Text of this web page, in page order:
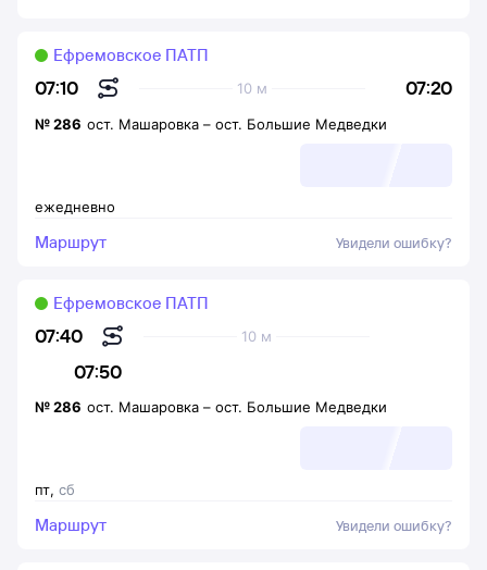
07:10 07:20
10 м
Ефремовское ПАТП
ежедневно
№286 ост. Машаровка – ост. Большие Медведки
Маршрут Увидели ошибку?
07:40
07:50
10 м
Ефремовское ПАТП
пт, сб
№286 ост. Машаровка – ост. Большие Медведки
Маршрут Увидели ошибку?